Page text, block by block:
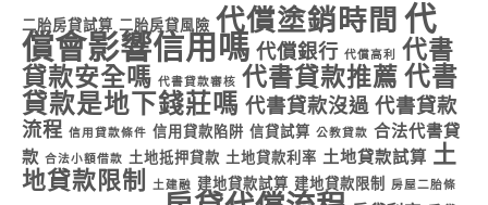
二胎房貸試算 二胎房貸風險 代償塗銷時間 代
償會影響信用嗎 代償銀行 代償高利
代書
貸款安全嗎 代書貸款審核 代書貸款推薦 代書
貸款是地下錢莊嗎 代書貸款沒過 代書貸款
流程 信用貸款條件 信用貸款陷阱 信貸試算 公教貸款 合法代書貸
款 合法小額借款 土地抵押貸款 土地貸款利率 土地貸款試算 土
地貸款限制
土建融 建地貸款試算 建地貸款限制 房屋二胎條